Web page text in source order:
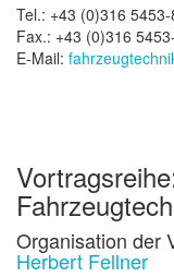
Tel.: +43 (0)316
Fax.: +43 (0)316
E-Mail:
Organisation der
Herbert Fellner